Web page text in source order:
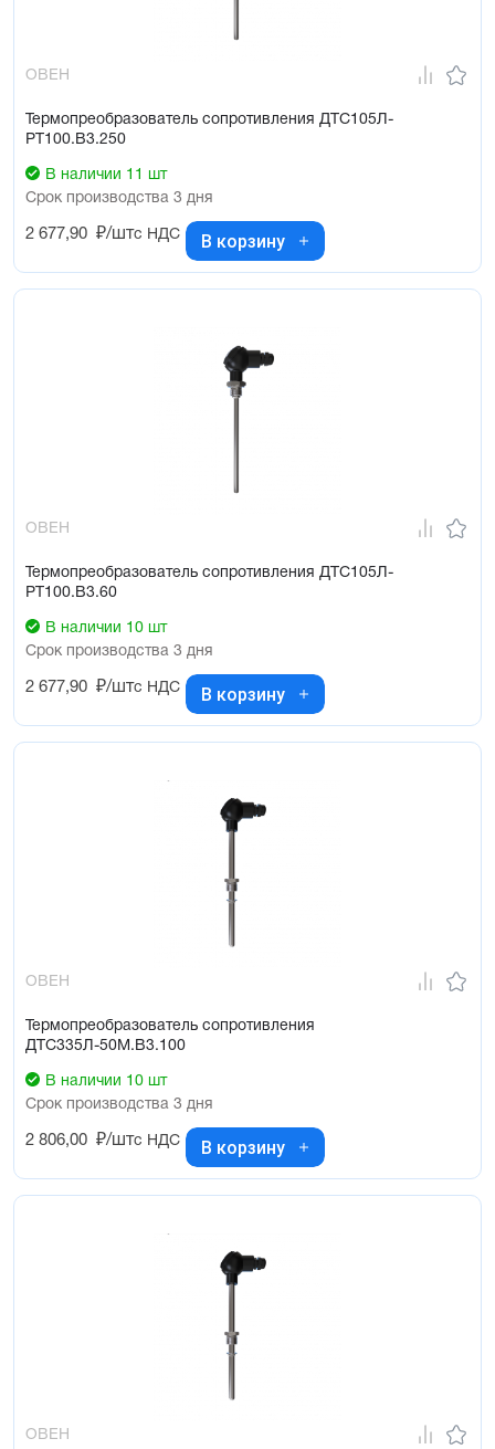
ОВЕН
Термопреобразователь сопротивления ДТС105Л-
РТ100.В3.250
В наличии 11 шт
Срок производства 3 дня
2 677,90 ₽/штс НДС В корзину
ОВЕН
Термопреобразователь сопротивления ДТС105Л-
РТ100.В3.60
В наличии 10 шт
Срок производства 3 дня
2 677,90 ₽/штс НДС В корзину
ОВЕН
Термопреобразователь сопротивления
ДТС335Л-50М.В3.100
В наличии 10 шт
Срок производства 3 дня
2 806,00 ₽/штс НДС В корзину
ОВЕН